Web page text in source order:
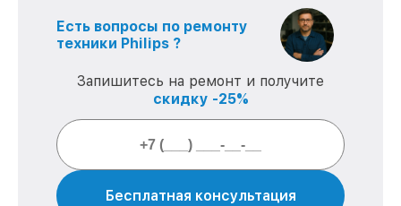
Есть вопросы по ремонту
техники Philips ?
Запишитесь на ремонт и получите
скидку -25%
Бесплатная консультация